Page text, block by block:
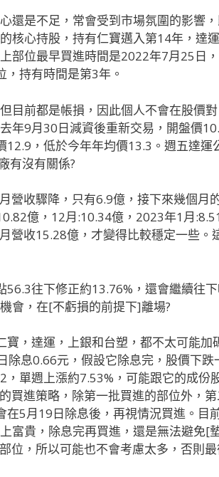
還是不足，常會受到市場氛圍的影響
核心持股，持有仁寶邁入第14年，達
部位最早買進時間是2022年7月25日
持有時間是第3年。
目前都是帳損，因此個人不會在股價
年9月30日減資後重新交易，開盤價
，低於今年年均價13.3。週五達運
有沒有關係?
營收驟降，只有6.9億，接下來幾個月
億，12月:10.34億，2023年1月
營收15.28億，才變得比較穩定一些。
往下修正約13.76%，還會繼續往
會，在[不虧損的前提下]離場?
，達運，上銀和台塑，都不太可能加
除息0.66元，假設它除息完，股價下跌
單週上漲約7.53%，可能跟它的成份
買進策略，除第一批買進的部位外，
5月19日除息後，再視情況買進。目
富貴，除息完再買進，還是無法避免[
位，所以可能也不會考慮太多，否則